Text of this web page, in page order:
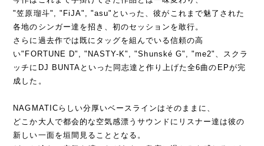
"笠原瑠斗", "FiJA", "asu"といった、彼がこれまで魅了された
各地のシンガー達を招き、初のセッションを敢行。
さらに過去作では既にタッグを組んでいる信頼の高
い"FORTUNE D", "NASTY-K", "Shunské G", "me2"、スクラ
ッチにDJ BUNTAといった同志達と作り上げた全6曲のEPが完
成した。
NAGMATICらしい分厚いベースラインはそのままに、
どこか大人で都会的な空気感漂うサウンドにリスナー達は彼の
新しい一面を垣間見ることとなる。